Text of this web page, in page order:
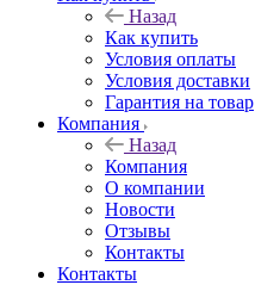
Назад
Как купить
Условия оплаты
Условия доставки
Гарантия на товар
Компания
Назад
Компания
О компании
Новости
Отзывы
Контакты
Контакты